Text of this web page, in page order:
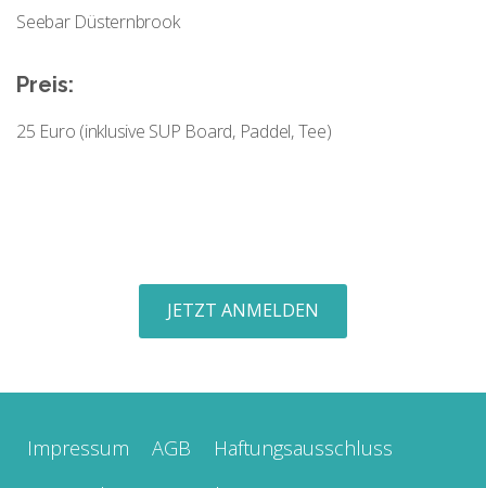
Seebar Düsternbrook
Preis:
25 Euro (inklusive SUP Board, Paddel, Tee)
JETZT ANMELDEN
Impressum AGB
Haftungsausschluss